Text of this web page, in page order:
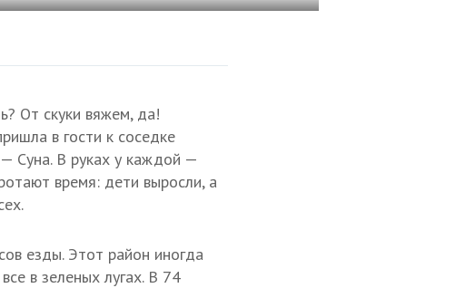
От скуки вяжем, да!
в гости к соседке
— Суна. В руках у каждой —
время: дети выросли, а
езды. Этот район иногда
в зеленых лугах. В 74